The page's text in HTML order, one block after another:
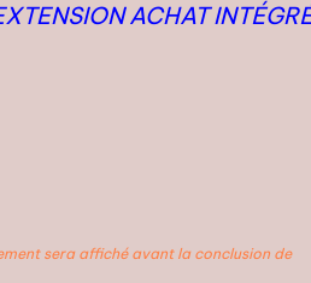
ACHAT
sera affiché avant la conclusion de